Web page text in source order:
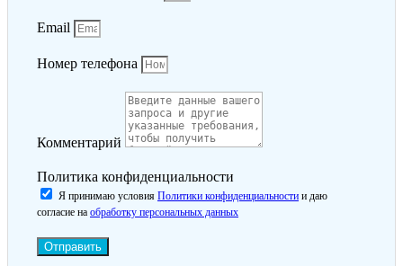
Email
Номер телефона
Комментарий
Политика конфиденциальности
Я принимаю условия Политики конфиденциальности и даю
согласие на обработку персональных данных
Отправить